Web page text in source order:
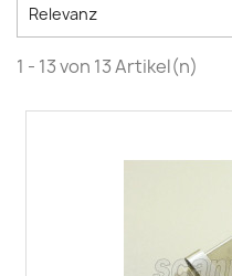
Relevanz
1 - 13 von 13 Artikel(n)